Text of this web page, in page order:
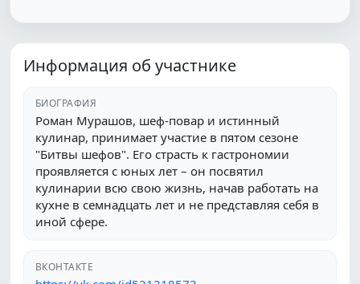
Информация об участнике
БИОГРАФИЯ
Роман Мурашов, шеф-повар и истинный
кулинар, принимает участие в пятом сезоне
"Битвы шефов". Его страсть к гастрономии
проявляется с юных лет – он посвятил
кулинарии всю свою жизнь, начав работать на
кухне в семнадцать лет и не представляя себя в
иной сфере.
ВКОНТАКТЕ